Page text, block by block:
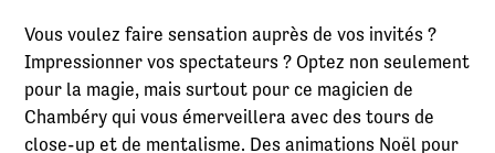
Vous voulez faire sensation auprès de vos invités ?
Impressionner vos spectateurs ? Optez non seulement
pour la magie, mais surtout pour ce magicien de
Chambéry qui vous émerveillera avec des tours de
close-up et de mentalisme. Des animations Noël pour